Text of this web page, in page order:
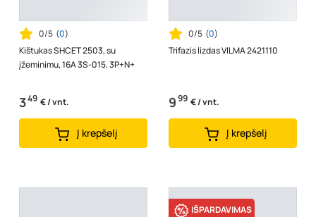
0/5 (0)
Kištukas SHCET 2503, su
įžeminimu, 16A 3S-015, 3P+N+
349 € / vnt.
Į krepšelį
0/5 (0)
Trifazis lizdas VILMA 2421110
999 € / vnt.
Į krepšelį
IŠPARDAVIMAS